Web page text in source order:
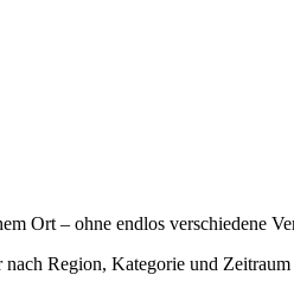
Ort – ohne endlos verschiedene
nach Region, Kategorie und Zeitraum